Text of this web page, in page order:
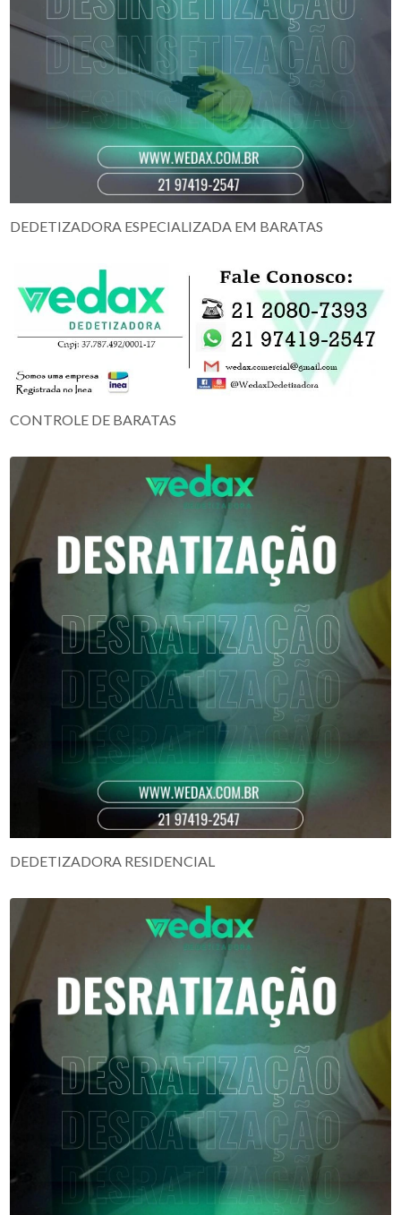
DEDETIZADORA ESPECIALIZADA EM BARATAS
CONTROLE DE BARATAS
DEDETIZADORA RESIDENCIAL